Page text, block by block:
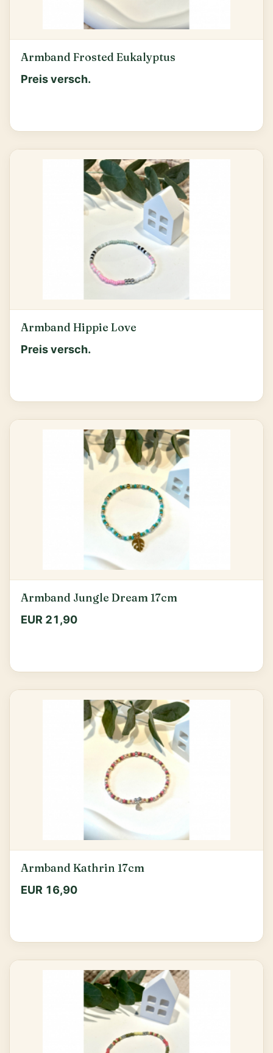
Armband Frosted Eukalyptus
Preis versch.
Armband Hippie Love
Preis versch.
Armband Jungle Dream 17cm
EUR 21,90
Armband Kathrin 17cm
EUR 16,90